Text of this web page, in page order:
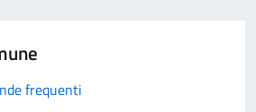
frequenti